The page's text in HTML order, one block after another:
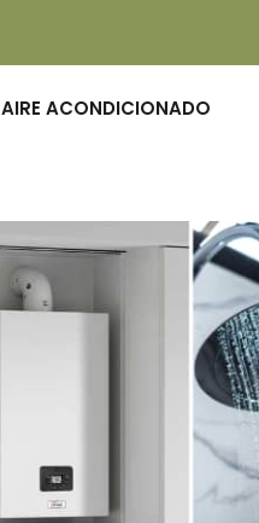
AIRE ACONDICIONADO